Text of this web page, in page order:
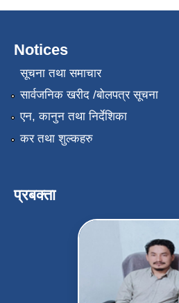
Notices
सूचना तथा समाचार
सार्वजनिक खरीद /बोलपत्र सूचना
एन, कानुन तथा निर्देशिका
कर तथा शुल्कहरु
प्रबक्ता